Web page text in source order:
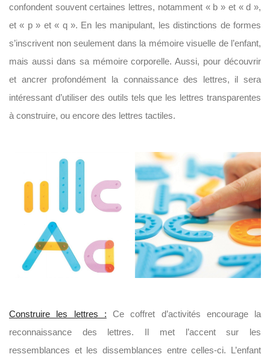
confondent souvent certaines lettres, notamment « b » et « d »,
et « p » et « q ». En les manipulant, les distinctions de formes
s’inscrivent non seulement dans la mémoire visuelle de l’enfant,
mais aussi dans sa mémoire corporelle. Aussi, pour découvrir
et ancrer profondément la connaissance des lettres, il sera
intéressant d’utiliser des outils tels que les lettres transparentes
à construire, ou encore des lettres tactiles.
Construire les lettres : Ce coffret d’activités encourage la
reconnaissance des lettres. Il met l’accent sur les
ressemblances et les dissemblances entre celles-ci. L’enfant